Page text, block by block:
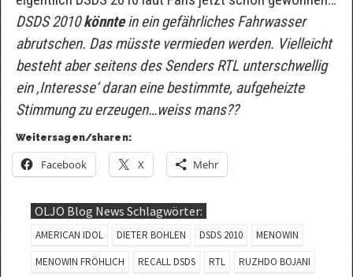
DSDS 2010könntein ein gefährliches Fahrwasser
abrutschen. Das müsste vermieden werden. Vielleicht
besteht aber seitens des Senders RTL unterschwellig
ein ‚Interesse‘ daran eine bestimmte, aufgeheizte
Stimmung zu erzeugen…weiss mans??
Weitersagen/sharen:
Facebook X Mehr
OLJO Blog News Schlagwörter:
AMERICAN IDOL DIETER BOHLEN DSDS 2010
MENOWIN
MENOWIN FRÖHLICH
RECALL DSDS RTL
RUZHDO BOJANI